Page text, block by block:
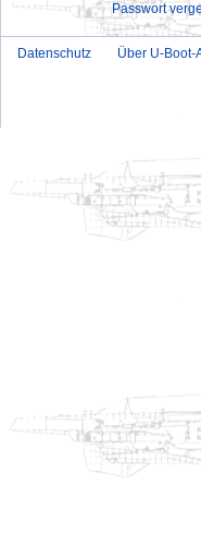
Passwort
Datenschutz Über U-Boot-